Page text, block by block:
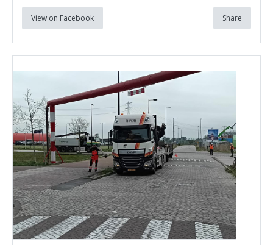
View on Facebook Share